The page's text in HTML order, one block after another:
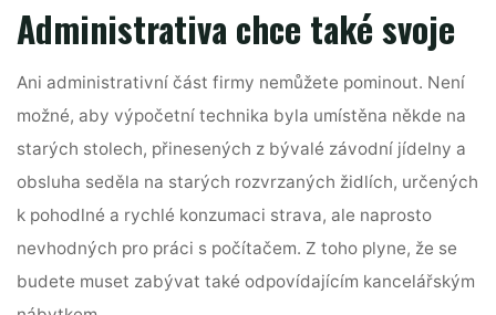
Administrativa chce také svoje
Ani administrativní část firmy nemůžete pominout. Není
možné, aby výpočetní technika byla umístěna někde na
starých stolech, přinesených z bývalé závodní jídelny a
obsluha seděla na starých rozvrzaných židlích, určených
k pohodlné a rychlé konzumaci strava, ale naprosto
nevhodných pro práci s počítačem. Z toho plyne, že se
budete muset zabývat také odpovídajícím kancelářským